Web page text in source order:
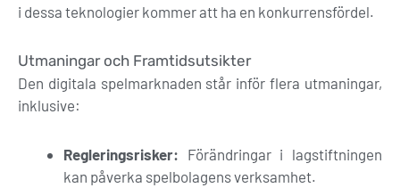
i dessa teknologier kommer att ha en konkurrensfördel.
Utmaningar och Framtidsutsikter
Den digitala spelmarknaden står inför flera utmaningar,
inklusive:
Regleringsrisker: Förändringar i lagstiftningen
kan påverka spelbolagens verksamhet.